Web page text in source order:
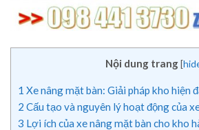
Nội dung trang [
1 Xe nâng mặt bàn: Giải pháp kho hiện
2 Cấu tạo và nguyên lý hoạt động của
3 Lợi ích của xe nâng mặt bàn cho kho